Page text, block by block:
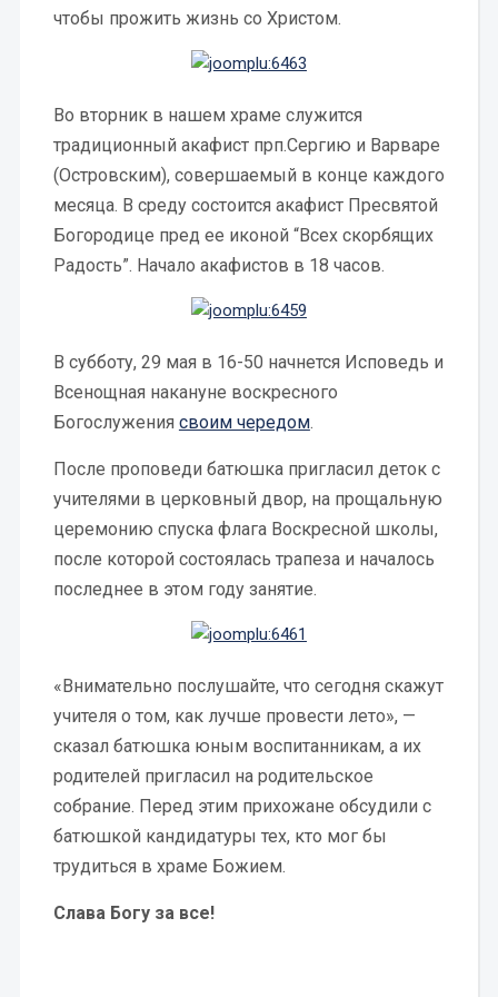
чтобы прожить жизнь со Христом.
Во вторник в нашем храме служится
традиционный акафист прп.Сергию и Варваре
(Островским), совершаемый в конце каждого
месяца. В среду состоится акафист Пресвятой
Богородице пред ее иконой “Всех скорбящих
Радость”. Начало акафистов в 18 часов.
В субботу, 29 мая в 16-50 начнется Исповедь и
Всенощная накануне воскресного
Богослужения своим чередом.
После проповеди батюшка пригласил деток с
учителями в церковный двор, на прощальную
церемонию спуска флага Воскресной школы,
после которой состоялась трапеза и началось
последнее в этом году занятие.
«Внимательно послушайте, что сегодня скажут
учителя о том, как лучше провести лето», —
сказал батюшка юным воспитанникам, а их
родителей пригласил на родительское
собрание. Перед этим прихожане обсудили с
батюшкой кандидатуры тех, кто мог бы
трудиться в храме Божием.
Слава Богу за все!